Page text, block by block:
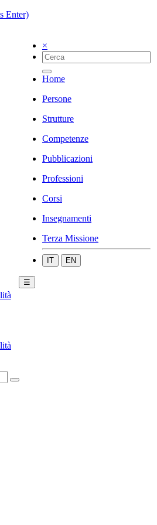
Enter)
×
Home
Persone
Strutture
Competenze
Pubblicazioni
Professioni
Corsi
Insegnamenti
Terza Missione
IT EN
☰